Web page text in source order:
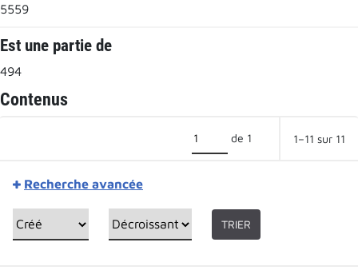
5559
Est une partie de
494
Contenus
de 1 1–11 sur 11
Recherche avancée
TRIER